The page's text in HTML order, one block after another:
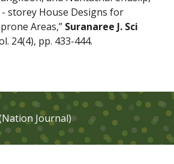
- storey House Designs for
Areas,” Suranaree J. Sci
24(4), pp. 433-444.
Journal)